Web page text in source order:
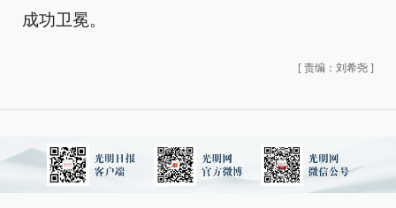
成功卫冕。
[ 责编：刘希尧 ]